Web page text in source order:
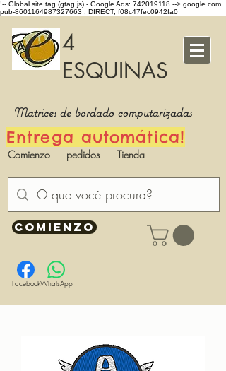
!-- Global site tag (gtag.js) - Google Ads: 742019118 --> google.com,
pub-8601164987327663 , DIRECT, f08c47fec0942fa0
4
ESQUINAS
Matrices de bordado computarizadas
Entrega automática!
Comienzo pedidos Tienda
COMIENZO
FacebookWhatsApp